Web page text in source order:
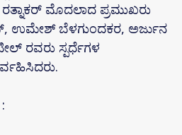
ಮೊದಲಾದ ಪ್ರಮುಖರು
ಉಮೇಶ್ ಬೆಳಗುಂದಕರ, ಅರ್ಜುನ
ರವರು ಸ್ಪರ್ಧೆಗಳ